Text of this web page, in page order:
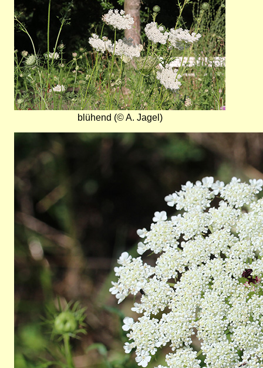
blühend (© A. Jagel)
Bild